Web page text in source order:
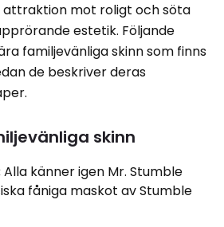
attraktion mot roligt och söta
estetik. Följande
familjevänliga skinn som finns
de beskriver deras
skinn
Alla känner igen Mr. Stumble
fåniga maskot av Stumble